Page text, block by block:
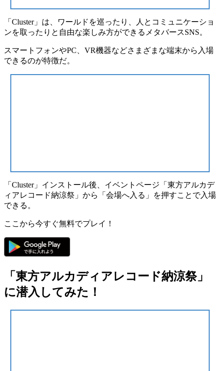
「Cluster」は、ワールドを巡ったり、人とコミュニケーショ
ンを取ったりと自由な楽しみ方ができる メタバースSNS。
スマートフォンやPC、VR機器などさまざまな端末から入場
できるのが特徴だ。
「Cluster」インストール後、イベントページ「東方アルカデ
ィアレコード納涼祭」から「 会場へ入る 」を押すことで入場
できる。
ここから今すぐ無料でプレイ！
「東方アルカディアレコード納涼祭」
に潜入してみた！